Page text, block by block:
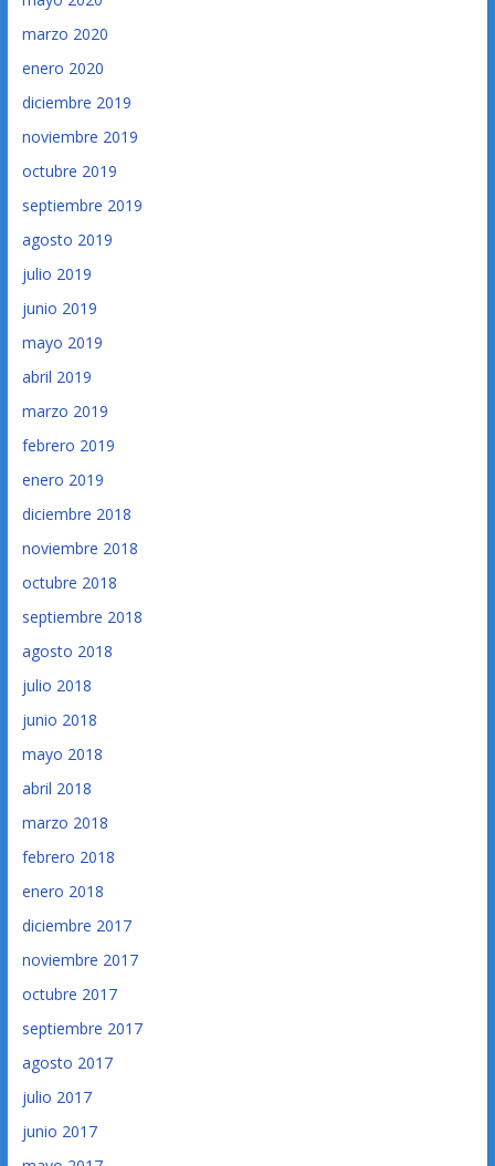
marzo 2020
enero 2020
diciembre 2019
noviembre 2019
octubre 2019
septiembre 2019
agosto 2019
julio 2019
junio 2019
mayo 2019
abril 2019
marzo 2019
febrero 2019
enero 2019
diciembre 2018
noviembre 2018
octubre 2018
septiembre 2018
agosto 2018
julio 2018
junio 2018
mayo 2018
abril 2018
marzo 2018
febrero 2018
enero 2018
diciembre 2017
noviembre 2017
octubre 2017
septiembre 2017
agosto 2017
julio 2017
junio 2017